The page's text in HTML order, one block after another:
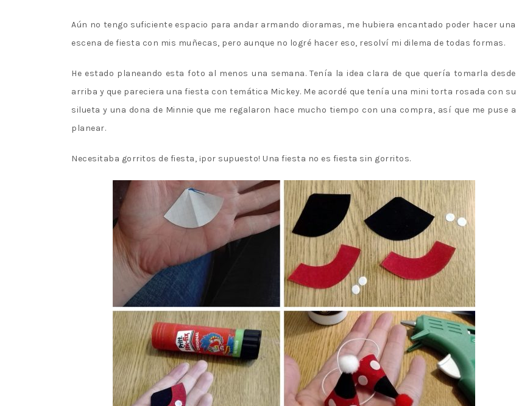
Aún no tengo suficiente espacio para andar armando dioramas, me hubiera encantado poder hacer una
escena de fiesta con mis muñecas, pero aunque no logré hacer eso, resolví mi dilema de todas formas.
He estado planeando esta foto al menos una semana. Tenía la idea clara de que quería tomarla desde
arriba y que pareciera una fiesta con temática Mickey. Me acordé que tenía una mini torta rosada con su
silueta y una dona de Minnie que me regalaron hace mucho tiempo con una compra, así que me puse a
planear.
Necesitaba gorritos de fiesta, ¡por supuesto! Una fiesta no es fiesta sin gorritos.